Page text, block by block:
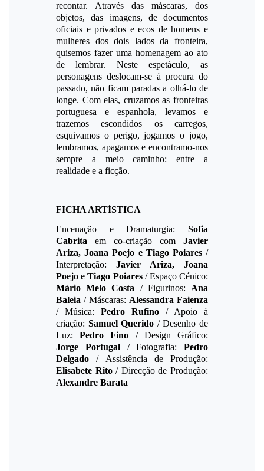
recontar. Através das máscaras, dos
objetos, das imagens, de documentos
oficiais e privados e ecos de homens e
mulheres dos dois lados da fronteira,
quisemos fazer uma homenagem ao ato
de lembrar. Neste espetáculo, as
personagens deslocam-se à procura do
passado, não ficam paradas a olhá-lo de
longe. Com elas, cruzamos as fronteiras
portuguesa e espanhola, levamos e
trazemos escondidos os carregos,
esquivamos o perigo, jogamos o jogo,
lembramos, apagamos e encontramo-nos
sempre a meio caminho: entre a
realidade e a ficção.
FICHA ARTÍSTICA
Encenação e Dramaturgia: Sofia
Cabrita em co-criação com Javier
Ariza, Joana Poejo e Tiago Poiares/
Interpretação: Javier Ariza, Joana
Poejo e Tiago Poiares/ Espaço Cénico:
Mário Melo Costa / Figurinos: Ana
Baleia / Máscaras: Alessandra Faienza
/ Música: Pedro Rufino / Apoio à
criação: Samuel Querido / Desenho de
Luz:Pedro Fino / Design Gráfico:
Jorge Portugal / Fotografia: Pedro
Delgado / Assistência de Produção:
Elisabete Rito/ Direcção de Produção:
Alexandre Barata